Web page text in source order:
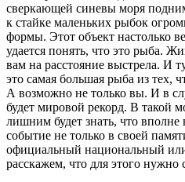
сверкающей синевы моря
к стайке маленьких рыбок
формы. Этот объект настолько
удается понять, что это рыба.
вам на расстояние выстрела. И
это самая большая рыба из тех,
А возможно не только вы. И в
будет мировой рекорд. В такой
лишним будет знать, что вполне
событие не только в своей
официальный национальный
расскажем, что для этого нужно